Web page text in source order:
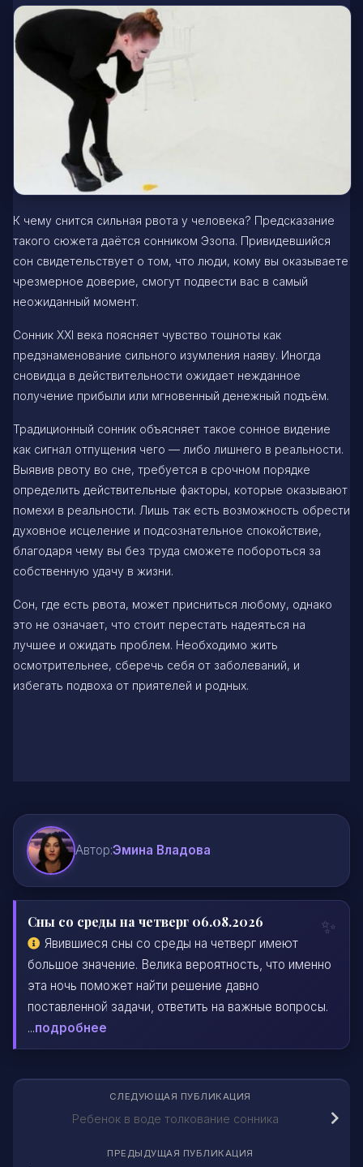
К чему снится сильная рвота у человека? Предсказание
такого сюжета даётся сонником Эзопа. Привидевшийся
сон свидетельствует о том, что люди, кому вы оказываете
чрезмерное доверие, смогут подвести вас в самый
неожиданный момент.
Сонник XXI века поясняет чувство тошноты как
предзнаменование сильного изумления наяву. Иногда
сновидца в действительности ожидает нежданное
получение прибыли или мгновенный денежный подъём.
Традиционный сонник объясняет такое сонное видение
как сигнал отпущения чего — либо лишнего в реальности.
Выявив рвоту во сне, требуется в срочном порядке
определить действительные факторы, которые оказывают
помехи в реальности. Лишь так есть возможность обрести
духовное исцеление и подсознательное спокойствие,
благодаря чему вы без труда сможете побороться за
собственную удачу в жизни.
Сон, где есть рвота, может присниться любому, однако
это не означает, что стоит перестать надеяться на
лучшее и ожидать проблем. Необходимо жить
осмотрительнее, сберечь себя от заболеваний, и
избегать подвоха от приятелей и родных.
Автор:Эмина Владова
Сны со среды на четверг 06.08.2026
Явившиеся сны со среды на четверг имеют
большое значение. Велика вероятность, что именно
эта ночь поможет найти решение давно
поставленной задачи, ответить на важные вопросы.
...подробнее
СЛЕДУЮЩАЯ ПУБЛИКАЦИЯ
Ребенок в воде толкование сонника
ПРЕДЫДУЩАЯ ПУБЛИКАЦИЯ